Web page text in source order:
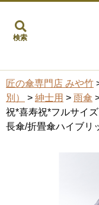
検索
匠の傘専門店 みや竹
別）
> 紳士用 > 雨傘
祝*喜寿祝*フルサイ
長傘/折畳傘ハイブリ